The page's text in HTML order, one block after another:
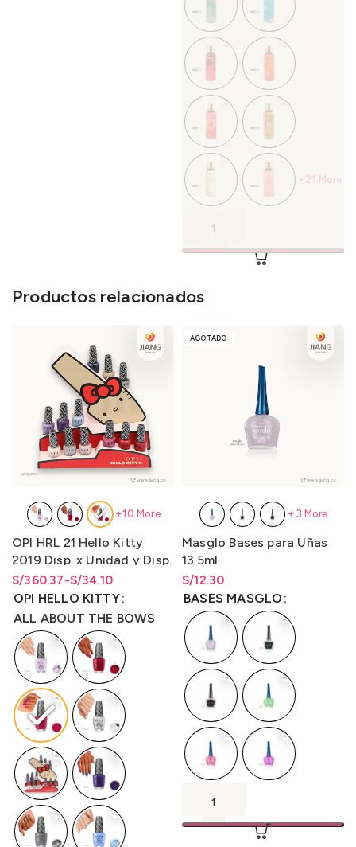
+21 More
Productos relacionados
OPI HRL 21 Hello Kitty
2019 Disp. x Unidad y Disp.
x kit 12 unidades Lqr. 15 ml
S/34.10
-
S/360.37
Rango de precios: desde
S/34.10 hasta S/360.37
Rango de precios: desde
S/34.10hastaS/360.37
OPI HELLO KITTY
ALL ABOUT THE BOWS
+10 More
AGOTADO
Masglo Bases para Uñas
13.5ml.
S/12.30
Rango de precios: desde
S/12.30 hastaS/12.30
BASES MASGLO
+3 More